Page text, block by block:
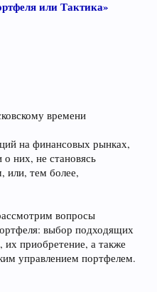
или Тактика»
времени
на финансовых рынках,
них, не становясь
или, тем более,
вопросы
выбор подходящих
приобретение, а также
управлением портфелем.